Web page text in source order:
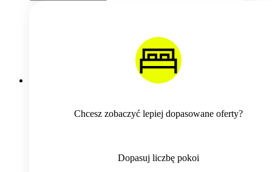
Chcesz zobaczyć lepiej dopasowane oferty?
Dopasuj liczbę pokoi